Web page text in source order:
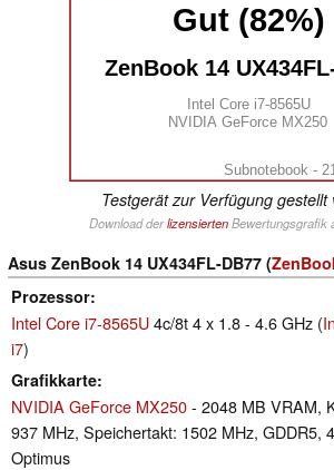
Gut (82%)
ZenBook 14
Intel Core i7-8565U
NVIDIA GeForce MX250
Subnotebook -
Testgerät zur Verfügung gestellt
Download derlizensiertenBewertungsgrafik
Asus ZenBook 14 UX434FL-DB77 (
Prozessor
Intel Core i7-8565U4c/8t 4 x 1.8 - 4.6 GHz (
i7)
Grafikkarte
NVIDIA GeForce MX250- 2048 MB VRAM,
937 MHz, Speichertakt: 1502 MHz, GDDR5,
Optimus